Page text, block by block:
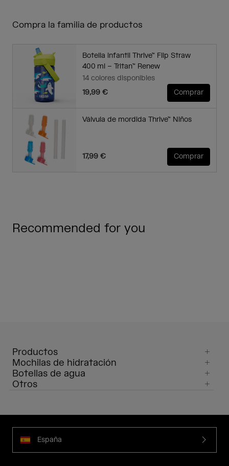
Compra la familia de productos
Botella infantil Thrive™ Flip Straw
400 ml – Tritan™ Renew
14 colores disponibles
19,99 €
Comprar
Válvula de mordida Thrive™ Niños
17,99 € Comprar
Recommended for you
Productos
Mochilas de hidratación
Botellas de agua
Otros
España